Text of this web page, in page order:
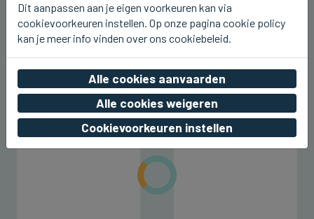
BRUGGE
Morgen zaterdag is er Benenwerk in
Brugge
vr 07 augustus 2026, 20:39
Dit aanpassen aan je eigen voorkeuren kan via
cookievoorkeuren instellen. Op onze pagina cookie policy
kan je meer info vinden over ons cookiebeleid.
Alle cookies aanvaarden
Alle cookies weigeren
Cookievoorkeuren instellen